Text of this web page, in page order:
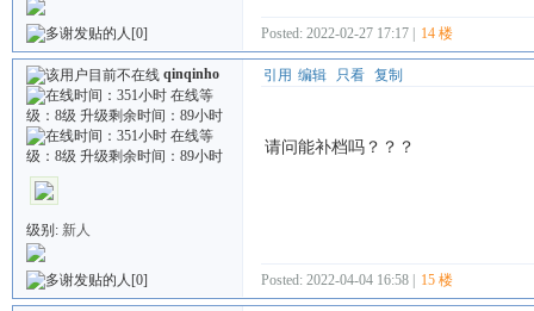
[0] Posted: 2022-02-27 17:17 | 14 楼
qinqinho
级别: 新人
[0]
引用 编辑 只看 复制
请问能补档吗？？？
Posted: 2022-04-04 16:58 | 15 楼